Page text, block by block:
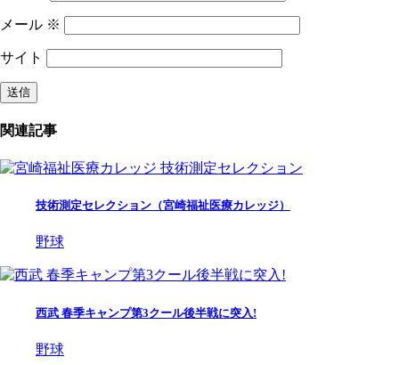
メール ※
サイト
関連記事
技術測定セレクション（宮崎福祉医療カレッジ）
野球
西武 春季キャンプ第3クール後半戦に突入!
野球